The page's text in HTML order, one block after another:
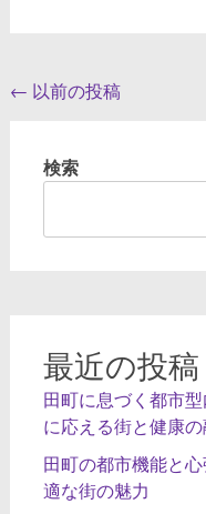
投
← 以前の投稿
検索
最近の投稿
田町に息づく都市
に応える街と健康
田町の都市機能と
適な街の魅力